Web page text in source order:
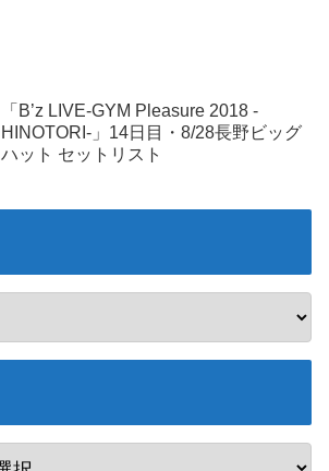
「B’z LIVE-GYM Pleasure 2018 -
HINOTORI-」14日目・8/28長野ビッグ
ハット セットリスト